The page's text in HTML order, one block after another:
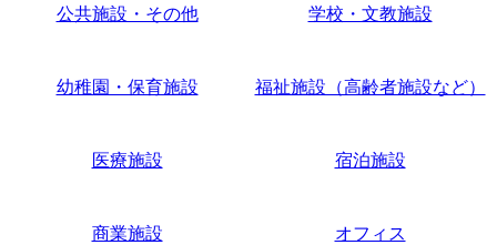
公共施設・その他 学校・文教施設
幼稚園・保育施設 福祉施設（高齢者施設など）
医療施設 宿泊施設
商業施設 オフィス